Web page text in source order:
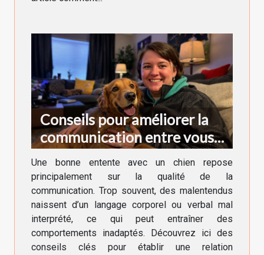
Conseils pour améliorer la
communication entre vous
et votre chien
Une bonne entente avec un chien repose
principalement sur la qualité de la
communication. Trop souvent, des malentendus
naissent d’un langage corporel ou verbal mal
interprété, ce qui peut entraîner des
comportements inadaptés. Découvrez ici des
conseils clés pour établir une relation